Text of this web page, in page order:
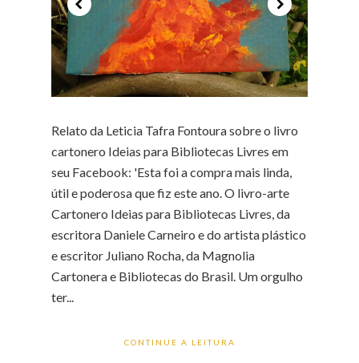
Relato da Leticia Tafra Fontoura sobre o livro
cartonero Ideias para Bibliotecas Livres em
seu Facebook: 'Esta foi a compra mais linda,
útil e poderosa que fiz este ano. O livro-arte
Cartonero Ideias para Bibliotecas Livres, da
escritora Daniele Carneiro e do artista plástico
e escritor Juliano Rocha, da Magnolia
Cartonera e Bibliotecas do Brasil. Um orgulho
ter...
CONTINUE A LEITURA